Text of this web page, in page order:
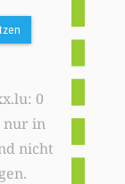
0
nur in
nicht